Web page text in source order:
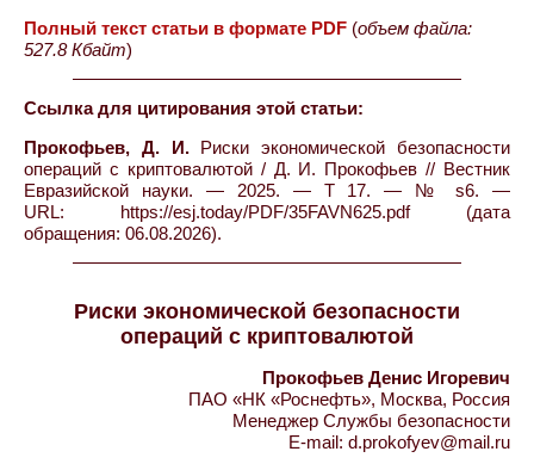
Полный текст статьи в формате PDF (объем файла:
527.8 Кбайт)
Ссылка для цитирования этой статьи:
Прокофьев, Д. И.Риски экономической безопасности
операций с криптовалютой / Д. И. Прокофьев // Вестник
Евразийской науки. — 2025. — Т 17. — № s6. —
URL: https://esj.today/PDF/35FAVN625.pdf (дата
обращения: 06.08.2026).
Риски экономической безопасности
операций с криптовалютой
Прокофьев Денис Игоревич
ПАО «НК «Роснефть», Москва, Россия
Менеджер Службы безопасности
E-mail: d.prokofyev@mail.ru